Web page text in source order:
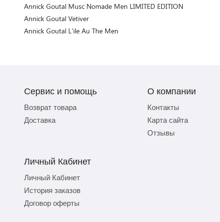
Annick Goutal Musc Nomade Men LIMITED EDITION
Annick Goutal Vetiver
Annick Goutal L'ile Au The Men
Сервис и помощь
Возврат товара
Доставка
О компании
Контакты
Карта сайта
Отзывы
Личный Кабинет
Личный Кабинет
История заказов
Договор оферты